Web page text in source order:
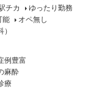
チカ
ゆったり勤務
能
オペ無し
例豊富
麻酔
療